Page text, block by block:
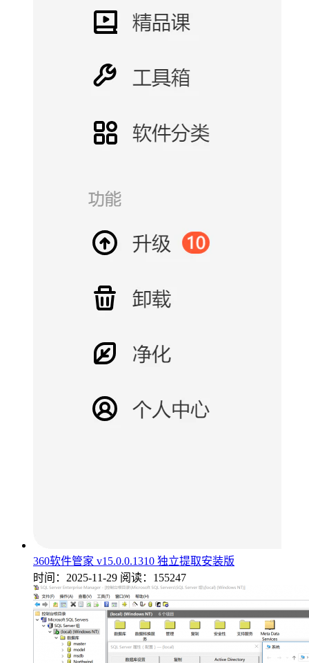
360软件管家 v15.0.0.1310 独立提取安装版
时间：2025-11-29 阅读：155247